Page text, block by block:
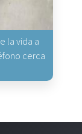
la vida a
cerca